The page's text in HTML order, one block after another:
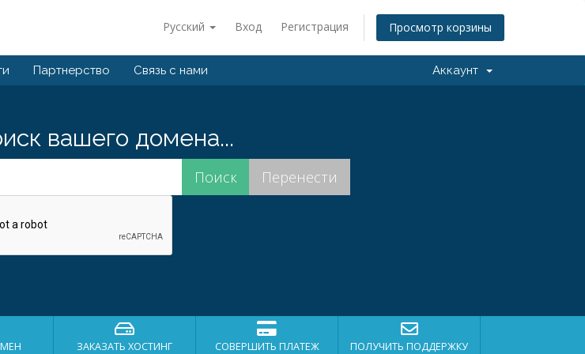
Русский Вход Регистрация Просмотр корзины
Партнерство Связь с нами Аккаунт
вашего домена...
ЗАКАЗАТЬ ХОСТИНГ СОВЕРШИТЬ ПЛАТЕЖ ПОЛУЧИТЬ ПОДДЕРЖКУ